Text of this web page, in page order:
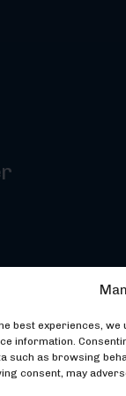
best experiences,
information.
such as browsing
consent, may